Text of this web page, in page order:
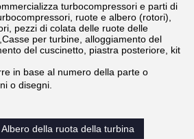
turbocompressori e parti di
ruote e albero (rotori),
pezzi di colata delle ruote delle
per turbine, alloggiamento del
del cuscinetto, piastra posteriore, kit
in base al numero della parte o
o disegni.
della ruota della turbina